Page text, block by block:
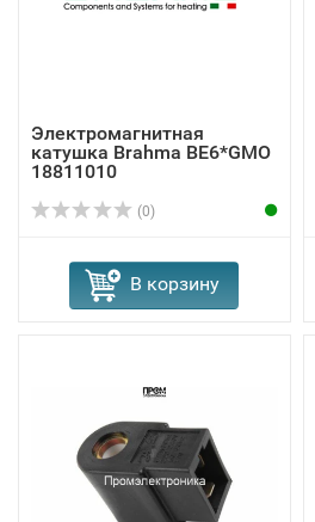
Электромагнитная
катушка Brahma BE6*GMO
18811010
(0)
В корзину